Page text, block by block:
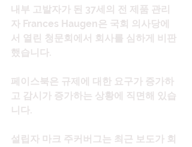
내부 고발자가 된 37세의 전 제품 관리
자 Frances Haugen은 국회 의사당에
서 열린 청문회에서 회사를 심하게 비판
했습니다.
페이스북은 규제에 대한 요구가 증가하
고 감시가 증가하는 상황에 직면해 있습
니다.
설립자 마크 주커버그는 최근 보도가 회